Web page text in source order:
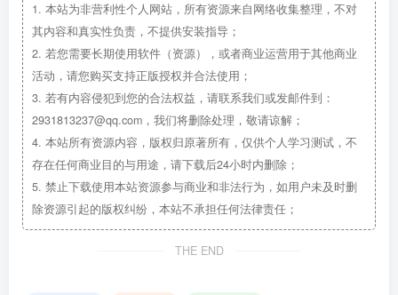
1. 本站为非营利性个人网站，所有资源来自网络收集整理，不对
其内容和真实性负责，不提供安装指导；
2. 若您需要长期使用软件（资源），或者商业运营用于其他商业
活动，请您购买支持正版授权并合法使用；
3. 若有内容侵犯到您的合法权益，请联系我们或发邮件到：
2931813237@qq.com，我们将删除处理，敬请谅解；
4. 本站所有资源内容，版权归原著所有，仅供个人学习测试，不
存在任何商业目的与用途，请下载后24小时内删除；
5. 禁止下载使用本站资源参与商业和非法行为，如用户未及时删
除资源引起的版权纠纷，本站不承担任何法律责任；
THE END